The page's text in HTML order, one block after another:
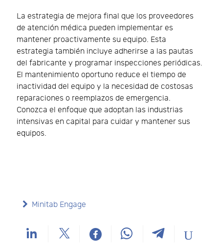
La estrategia de mejora final que los proveedores
de atención médica pueden implementar es
mantener proactivamente su equipo. Esta
estrategia también incluye adherirse a las pautas
del fabricante y programar inspecciones periódicas.
El mantenimiento oportuno reduce el tiempo de
inactividad del equipo y la necesidad de costosas
reparaciones o reemplazos de emergencia.
Conozca el enfoque que adoptan las industrias
intensivas en capital para cuidar y mantener sus
equipos.
Minitab Engage